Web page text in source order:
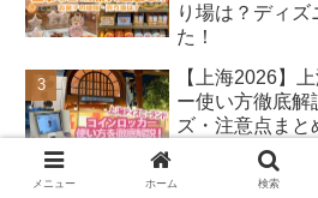
り場は？ディ
た！
【上海2026】
ー使い方徹底解
ズ・注意点まと
【上海2026】
メニュー ホーム 検索